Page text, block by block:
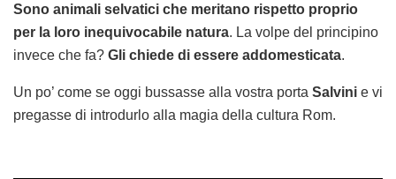
Sono animali selvatici che meritano rispetto proprio
per la loro inequivocabile natura. La volpe del principino
invece che fa? Gli chiede di essere addomesticata.
Un po’ come se oggi bussasse alla vostra porta Salvini e vi
pregasse di introdurlo alla magia della cultura Rom.